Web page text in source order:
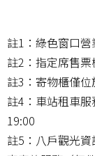
註1：綠色窗口
註2：指定席售
註3：寄物櫃僅
註4：車站租車
19:00
註5：八戶觀光